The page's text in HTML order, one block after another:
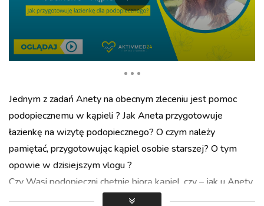
Auto Next
Jednym z zadań Anety na obecnym zleceniu jest pomoc
podopiecznemu w kąpieli ? Jak Aneta przygotowuje
łazienkę na wizytę podopiecznego? O czym należy
pamiętać, przygotowując kąpiel osobie starszej? O tym
opowie w dzisiejszym vlogu ?
Czy Wasi podopieczni chętnie biorą kąpiel, czy – jak u Anety
– trzeba ich do tego namawiać?? Dajcie znać w komentarzu!